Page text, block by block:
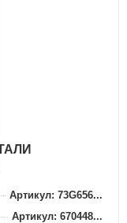
Артикул: 73G656...
Артикул: 670448...